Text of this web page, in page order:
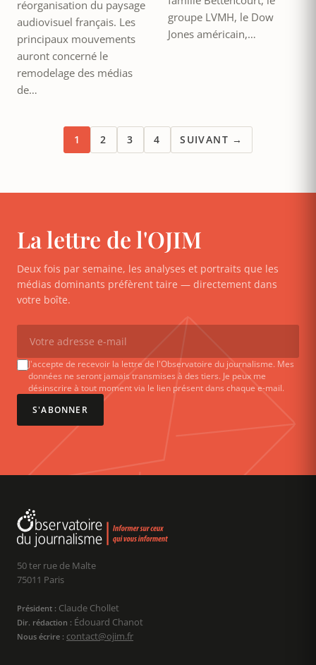
réorganisation du paysage
audiovisuel français. Les
principaux mouvements
auront concerné le
remodelage des médias
de…
groupe LVMH, le Dow
Jones américain,…
1 2 3 4 SUIVANT →
La lettre de l'OJIM
Deux fois par semaine, les analyses et portraits que les
médias dominants préfèrent taire — directement dans
votre boîte.
J'accepte de recevoir la lettre de l'Observatoire du journalisme. Mes
données ne seront jamais transmises à des tiers. Je peux me
désinscrire à tout moment via le lien présent dans chaque e-mail.
S'ABONNER
50 ter rue de Malte
75011 Paris
Président : Claude Chollet
Dir. rédaction : Édouard Chanot
Nous écrire : contact@ojim.fr